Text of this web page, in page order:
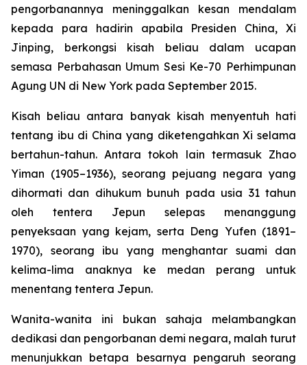
pengorbanannya meninggalkan kesan mendalam
kepada para hadirin apabila Presiden China, Xi
Jinping, berkongsi kisah beliau dalam ucapan
semasa Perbahasan Umum Sesi Ke-70 Perhimpunan
Agung UN di New York pada September 2015.
Kisah beliau antara banyak kisah menyentuh hati
tentang ibu di China yang diketengahkan Xi selama
bertahun-tahun. Antara tokoh lain termasuk Zhao
Yiman (1905–1936), seorang pejuang negara yang
dihormati dan dihukum bunuh pada usia 31 tahun
oleh tentera Jepun selepas menanggung
penyeksaan yang kejam, serta Deng Yufen (1891–
1970), seorang ibu yang menghantar suami dan
kelima-lima anaknya ke medan perang untuk
menentang tentera Jepun.
Wanita-wanita ini bukan sahaja melambangkan
dedikasi dan pengorbanan demi negara, malah turut
menunjukkan betapa besarnya pengaruh seorang